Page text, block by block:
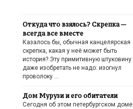
Откуда что взялось? Скрепка —
всегда все вместе
Казалось бы, обычная канцелярская
скрепка, какая у неё может быть
история? Эту примитивную штуковину
даже изобретать не надо: изогнул
проволоку …
Дом Мурузи и его обитатели
Сегодня об этом петербургском доме